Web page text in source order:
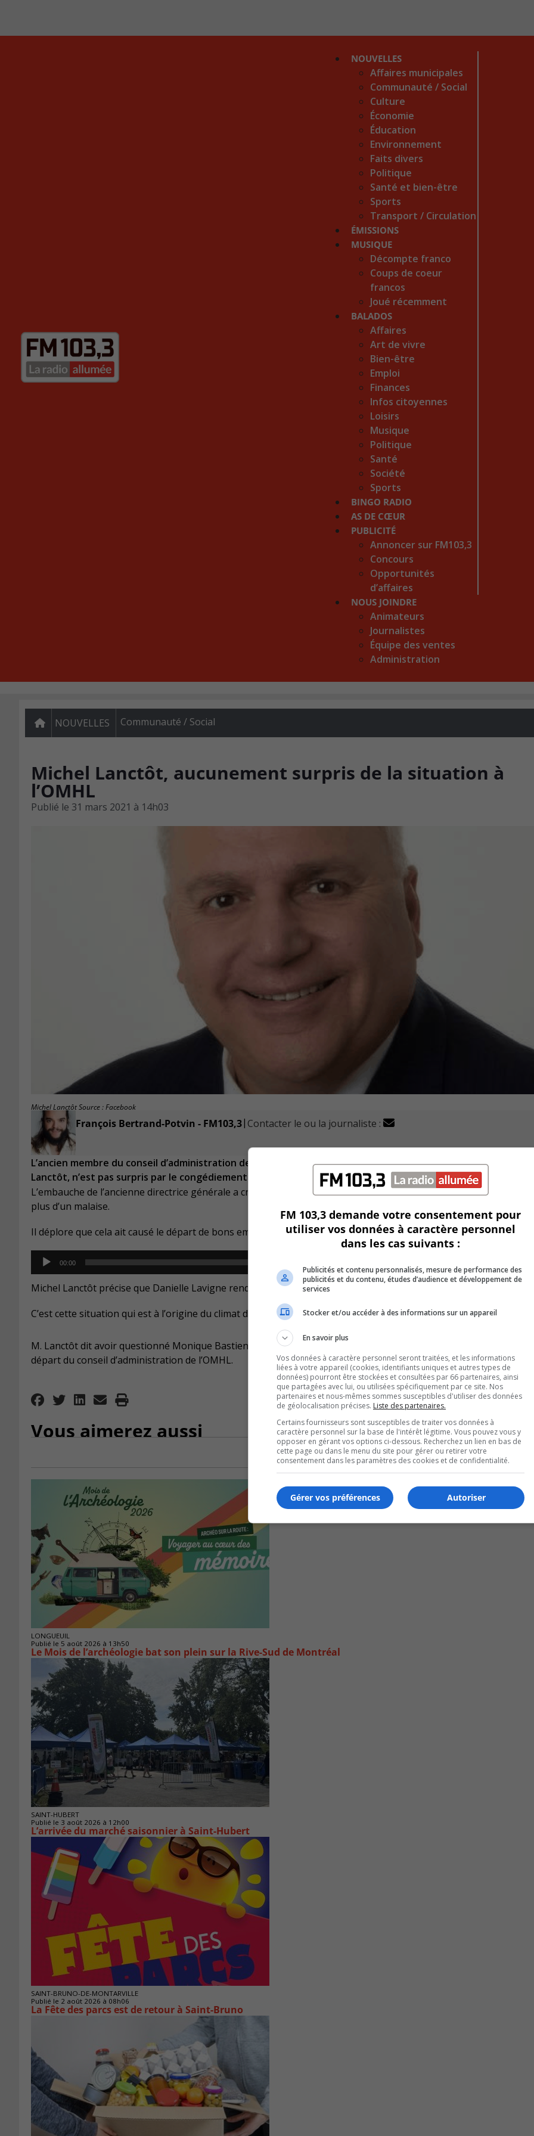
NOUVELLES
Affaires municipales
Communauté / Social
Culture
Économie
Éducation
Environnement
Faits divers
Politique
Santé et bien-être
Sports
Transport / Circulation
ÉMISSIONS
MUSIQUE
Décompte franco
Coups de coeur
francos
Joué récemment
BALADOS
Affaires
Art de vivre
Bien-être
Emploi
Finances
Infos citoyennes
Loisirs
Musique
Politique
Santé
Société
Sports
BINGO RADIO
AS DE CŒUR
PUBLICITÉ
Annoncer sur FM103,3
Concours
Opportunités
d’affaires
NOUS JOINDRE
Animateurs
Journalistes
Équipe des ventes
Administration
NOUVELLES Communauté / Social
Michel Lanctôt, aucunement surpris de la situation à
l’OMHL
Publié le 31 mars 2021 à 14h03
Michel Lanctôt Source : Facebook
François Bertrand-Potvin - FM103,3| Contacter le ou la journaliste :
L’ancien membre du conseil d’administration de l’Office municipal d’habitation de Longueuil (OMHL), Michel
Lanctôt, n’est pas surpris par le congédiement de Danielle Lavigne.
L’embauche de l’ancienne directrice générale a créé une situation lamentable au sein de l’OMHL, selon M.
plus d’un malaise.
Il déplore que cela ait causé le départ de bons employés.
Audio
Player
00:00
Michel Lanctôt précise que Danielle Lavigne rendait des comptes qu’à la présidente du CA, Monique Bastien.
C’est cette situation qui est à l’origine du climat de travail toxique déploré par le rapport du Groupe SCE.
M. Lanctôt dit avoir questionné Monique Bastien et la mairesse de Longueuil, Sylvie Parent, à ce propos, avant
départ du conseil d’administration de l’OMHL.
Vous aimerez aussi
LONGUEUIL
Publié le 5 août 2026 à 13h50
Le Mois de l’archéologie bat son plein sur la Rive-Sud de Montréal
SAINT-HUBERT
Publié le 3 août 2026 à 12h00
L’arrivée du marché saisonnier à Saint-Hubert
SAINT-BRUNO-DE-MONTARVILLE
Publié le 2 août 2026 à 08h06
La Fête des parcs est de retour à Saint-Bruno
FM 103,3 demande votre consentement pour
utiliser vos données à caractère personnel
dans les cas suivants :
Publicités et contenu personnalisés, mesure de performance des
publicités et du contenu, études d’audience et développement de
services
Stocker et/ou accéder à des informations sur un appareil
En savoir plus
Vos données à caractère personnel seront traitées, et les informations
liées à votre appareil (cookies, identifiants uniques et autres types de
données) pourront être stockées et consultées par 66 partenaires, ainsi
que partagées avec lui, ou utilisées spécifiquement par ce site. Nos
partenaires et nous-mêmes sommes susceptibles d'utiliser des données
de géolocalisation précises. Liste des partenaires.
Certains fournisseurs sont susceptibles de traiter vos données à
caractère personnel sur la base de l'intérêt légitime. Vous pouvez vous y
opposer en gérant vos options ci-dessous. Recherchez un lien en bas de
cette page ou dans le menu du site pour gérer ou retirer votre
consentement dans les paramètres des cookies et de confidentialité.
Autoriser
Gérer vos préférences